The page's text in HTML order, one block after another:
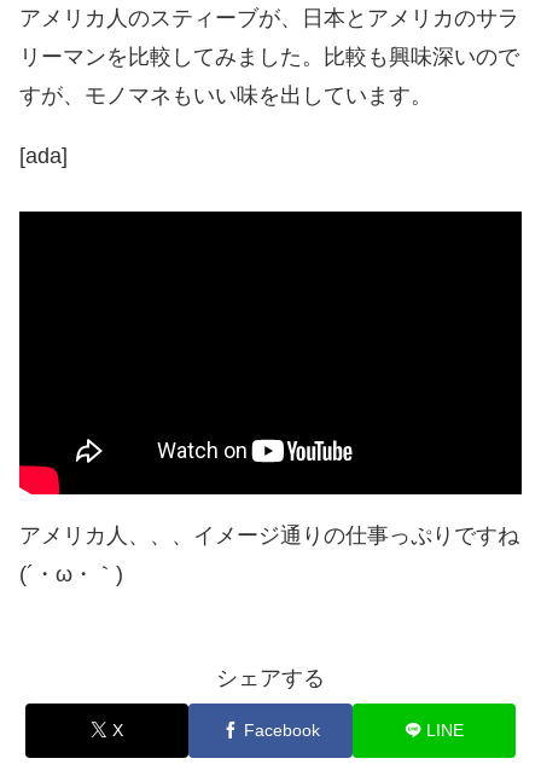
アメリカ人のスティーブが、日本とアメリカのサラ
リーマンを比較してみました。比較も興味深いので
すが、モノマネもいい味を出しています。
[ada]
アメリカ人、、、イメージ通りの仕事っぷりですね
(´・ω・｀)
シェアする
X Facebook LINE